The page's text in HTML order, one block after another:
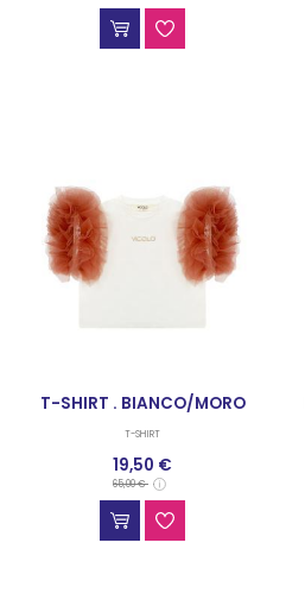
T-SHIRT . BIANCO/MORO
T-SHIRT
19,50 €
65,00 €